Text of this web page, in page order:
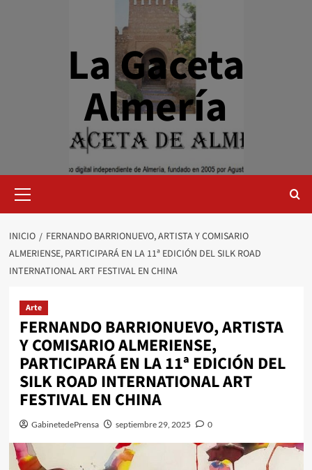
La Gaceta
Almería
primario
INICIO
FERNANDO BARRIONUEVO, ARTISTA Y COMISARIO
ALMERIENSE, PARTICIPARÁ EN LA 11ª EDICIÓN DEL SILK ROAD
INTERNATIONAL ART FESTIVAL EN CHINA
Arte
FERNANDO BARRIONUEVO, ARTISTA
Y COMISARIO ALMERIENSE,
PARTICIPARÁ EN LA 11ª EDICIÓN DEL
SILK ROAD INTERNATIONAL ART
FESTIVAL EN CHINA
GabinetedePrensa septiembre 29, 2025 0